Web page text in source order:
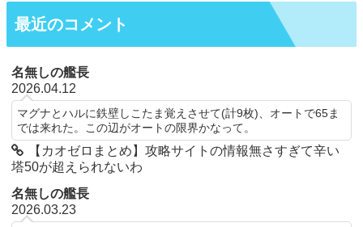
最近のコメント
名無しの艦長
2026.04.12
マグナとハルに鉄壁しこたま覚えさせて(計9枚)、オートで65ま
では来れた。この辺がオートの限界かなって。
【カオゼロまとめ】攻略サイトの情報無さすぎて辛い
塔50が超えられないわ
名無しの艦長
2026.03.23